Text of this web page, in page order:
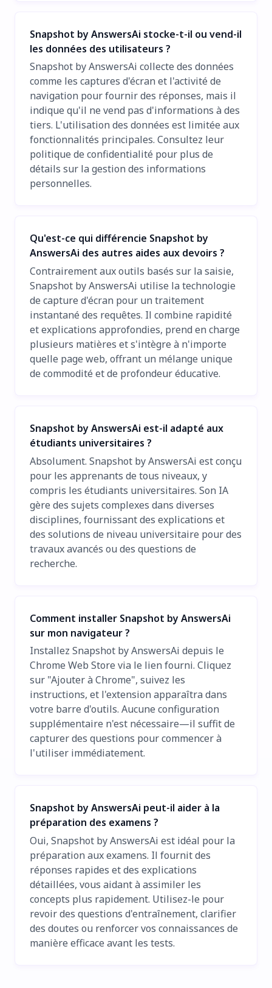
Snapshot by AnswersAi stocke-t-il ou vend-il
les données des utilisateurs ?
Snapshot by AnswersAi collecte des données
comme les captures d'écran et l'activité de
navigation pour fournir des réponses, mais il
indique qu'il ne vend pas d'informations à des
tiers. L'utilisation des données est limitée aux
fonctionnalités principales. Consultez leur
politique de confidentialité pour plus de
détails sur la gestion des informations
personnelles.
Qu'est-ce qui différencie Snapshot by
AnswersAi des autres aides aux devoirs ?
Contrairement aux outils basés sur la saisie,
Snapshot by AnswersAi utilise la technologie
de capture d'écran pour un traitement
instantané des requêtes. Il combine rapidité
et explications approfondies, prend en charge
plusieurs matières et s'intègre à n'importe
quelle page web, offrant un mélange unique
de commodité et de profondeur éducative.
Snapshot by AnswersAi est-il adapté aux
étudiants universitaires ?
Absolument. Snapshot by AnswersAi est conçu
pour les apprenants de tous niveaux, y
compris les étudiants universitaires. Son IA
gère des sujets complexes dans diverses
disciplines, fournissant des explications et
des solutions de niveau universitaire pour des
travaux avancés ou des questions de
recherche.
Comment installer Snapshot by AnswersAi
sur mon navigateur ?
Installez Snapshot by AnswersAi depuis le
Chrome Web Store via le lien fourni. Cliquez
sur "Ajouter à Chrome", suivez les
instructions, et l'extension apparaîtra dans
votre barre d'outils. Aucune configuration
supplémentaire n'est nécessaire—il suffit de
capturer des questions pour commencer à
l'utiliser immédiatement.
Snapshot by AnswersAi peut-il aider à la
préparation des examens ?
Oui, Snapshot by AnswersAi est idéal pour la
préparation aux examens. Il fournit des
réponses rapides et des explications
détaillées, vous aidant à assimiler les
concepts plus rapidement. Utilisez-le pour
revoir des questions d'entraînement, clarifier
des doutes ou renforcer vos connaissances de
manière efficace avant les tests.